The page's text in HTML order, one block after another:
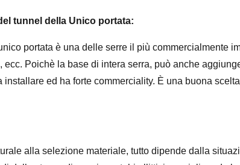
tunnel della Unico portata:
portata è una delle serre il più commercialmente
ecc. Poichè la base di intera serra, può anche
installare ed ha forte commerciality. È una buona
alla selezione materiale, tutto dipende dalla